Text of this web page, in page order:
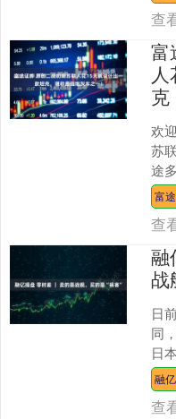
查
富
克
欢
苏
途
副
上
富
查
融
战
日
同
日
分
交
融
查